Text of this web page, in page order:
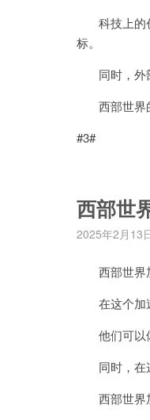
科技上的创
标。
同时，外部
西部世界的
#3#
西部世
2025年2月13
西部世界加
在这个加速
他们可以体
同时，在这
西部世界加